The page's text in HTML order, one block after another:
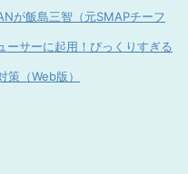
が飯島三智（元SMAPチーフ
ーサーに起用！びっくりすぎる
（Web版）